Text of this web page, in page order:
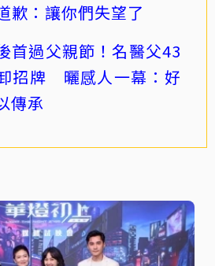
歉：讓你們失望了
首過父親節！名醫父43
招牌 曬感人一幕：好
傳承